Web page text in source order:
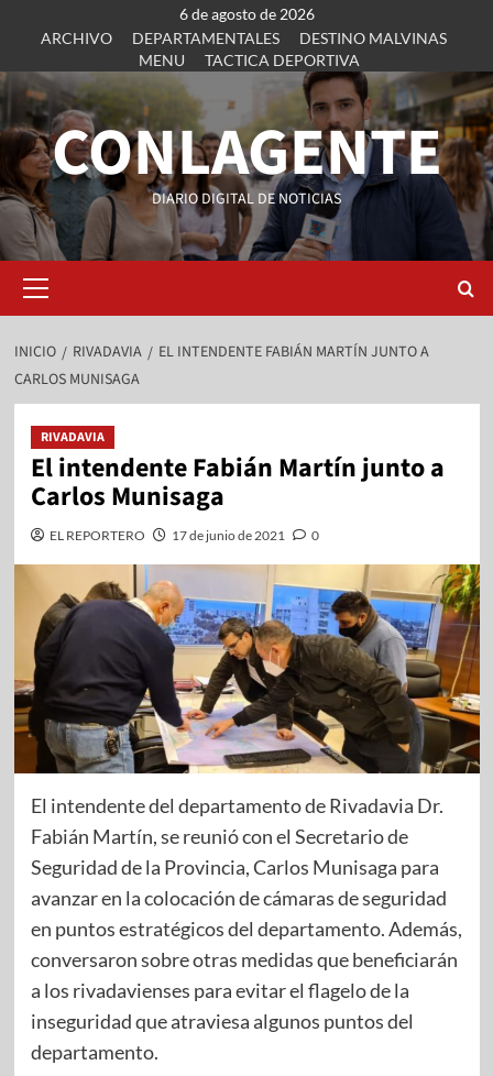
6 de agosto de 2026
ARCHIVO
DEPARTAMENTALES
DESTINO MALVINAS
MENU
TACTICA DEPORTIVA
CONLAGENTE
DIARIO DIGITAL DE NOTICIAS
INICIO RIVADAVIA
EL INTENDENTE FABIÁN MARTÍN JUNTO A
CARLOS MUNISAGA
RIVADAVIA
El intendente Fabián Martín junto a
Carlos Munisaga
EL REPORTERO 17 de junio de 2021 0
El intendente del departamento de Rivadavia Dr.
Fabián Martín, se reunió con el Secretario de
Seguridad de la Provincia, Carlos Munisaga para
avanzar en la colocación de cámaras de seguridad
en puntos estratégicos del departamento. Además,
conversaron sobre otras medidas que beneficiarán
a los rivadavienses para evitar el flagelo de la
inseguridad que atraviesa algunos puntos del
departamento.